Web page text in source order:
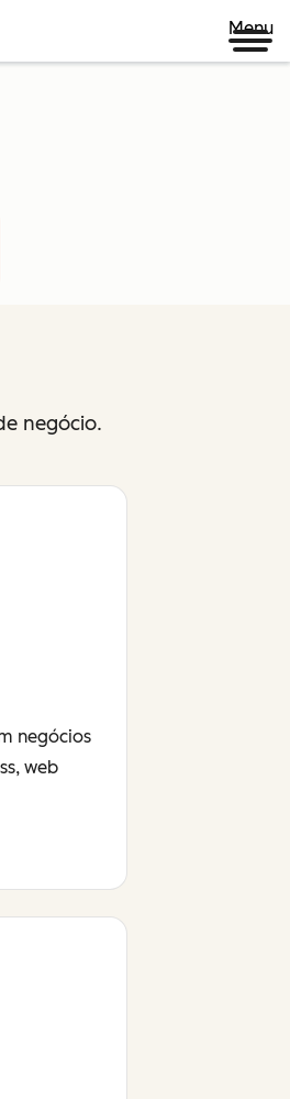
Menu
negócio.
negócios
web